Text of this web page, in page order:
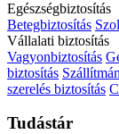
Egészségbiztosítás
Betegbiztosítás
Vállalati biztosítás
Vagyonbiztosítás
biztosítás
szerelés biztosítás
Tudástár